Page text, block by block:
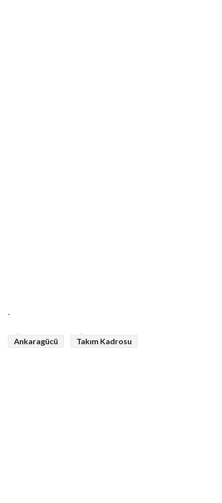
.
Ankaragücü Takım Kadrosu